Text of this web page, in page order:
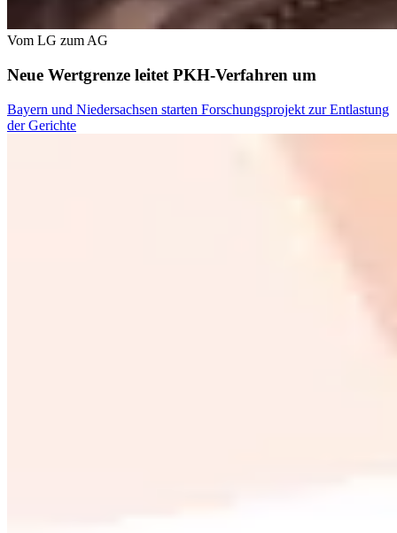
Vom LG zum AG
Neue Wertgrenze leitet PKH-Verfahren um
Bayern und Niedersachsen starten Forschungsprojekt zur Entlastung
der Gerichte